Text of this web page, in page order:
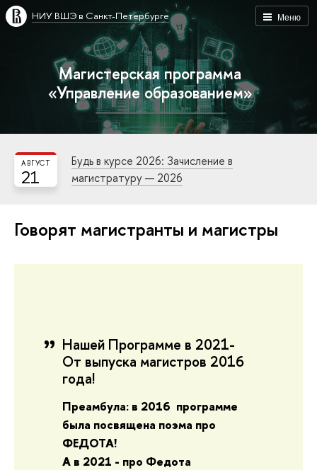
Меню
НИУ ВШЭ в Санкт-Петербурге
Магистерская программа
«Управление образованием»
21
АВГУСТ
Будь в курсе 2026: Зачисление в
магистратуру — 2026
Говорят магистранты и магистры
Нашей Программе в 2021-
От выпуска магистров 2016
года!
Преамбула: в 2016 программе
была посвящена поэма про
ФЕДОТА!
А в 2021 - про Федота